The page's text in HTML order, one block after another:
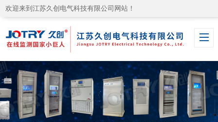
欢迎来到江苏久创电气科技有限公司网站！